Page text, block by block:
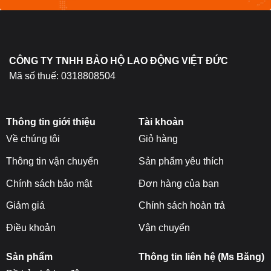
CÔNG TY TNHH BẢO HỘ LAO ĐỘNG VIỆT ĐỨC
Mã số thuế: 0318808504
Thông tin giới thiệu
Về chúng tôi
Thông tin vận chuyển
Chính sách bảo mật
Giảm giá
Điều khoản
Tài khoản
Giỏ hàng
Sản phẩm yêu thích
Đơn hàng của bạn
Chính sách hoàn trả
Vận chuyển
Sản phẩm
Thông tin liên hệ (Ms Băng)